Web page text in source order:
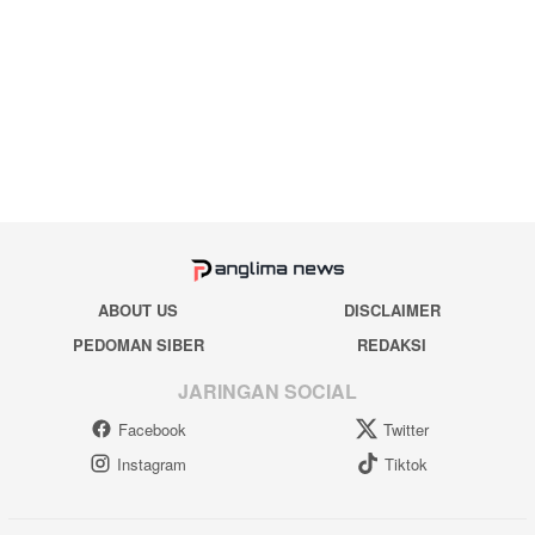
ABOUT US
DISCLAIMER
PEDOMAN SIBER
REDAKSI
JARINGAN SOCIAL
Facebook
Twitter
Instagram
Tiktok